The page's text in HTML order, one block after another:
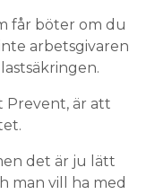
får böter om du
arbetsgivaren
Prevent, är att
det är ju lätt
man vill ha med